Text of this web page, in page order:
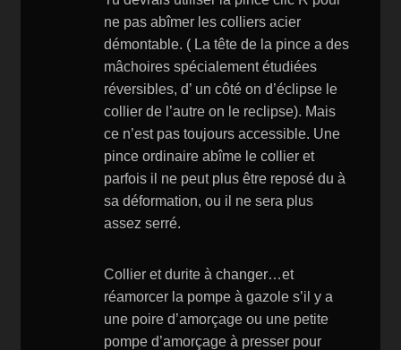
ne pas abîmer les colliers acier
démontable. ( La tête de la pince a des
mâchoires spécialement étudiées
réversibles, d’ un côté on d’éclipse le
collier de l’autre on le reclipse). Mais
ce n’est pas toujours accessible. Une
pince ordinaire abîme le collier et
parfois il ne peut plus être reposé du à
sa déformation, ou il ne sera plus
assez serré.
Collier et durite à changer…et
réamorcer la pompe à gazole s’il y a
une poire d’amorçage ou une petite
pompe d’amorçage à presser pour